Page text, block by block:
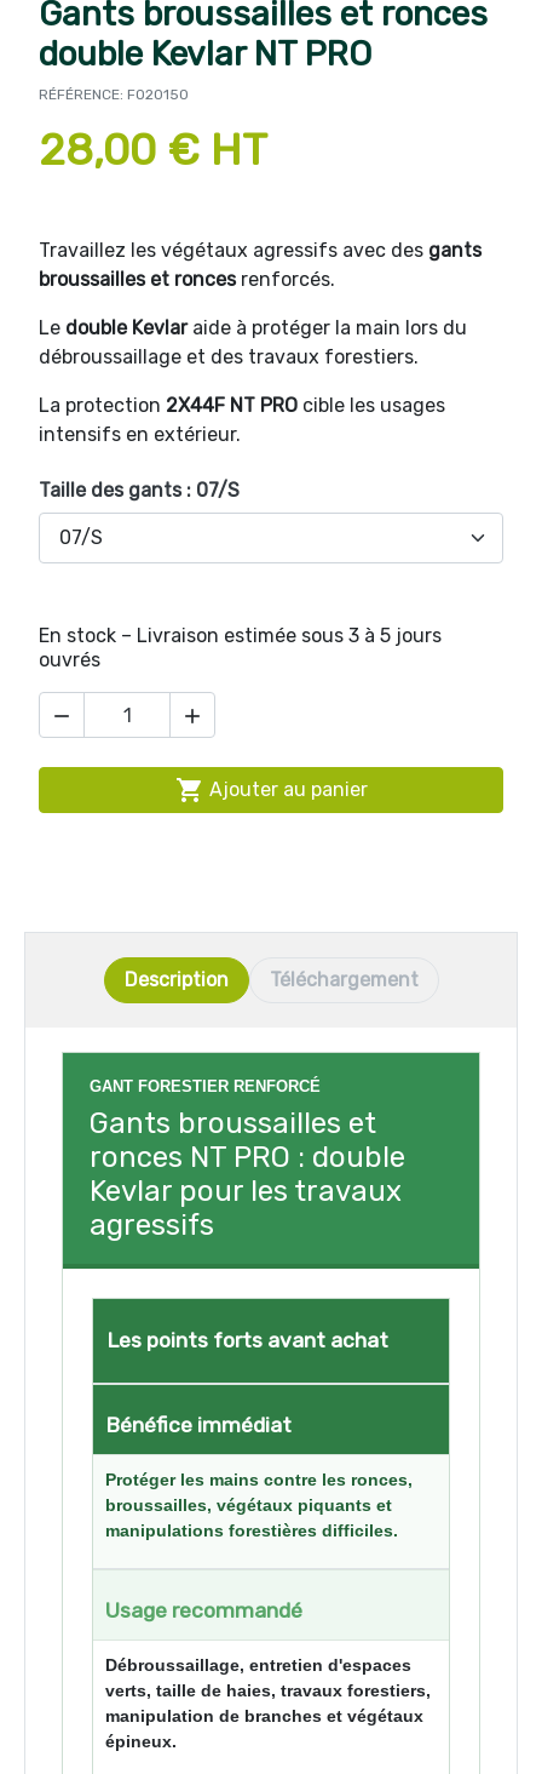
Gants broussailles et ronces
double Kevlar NT PRO
RÉFÉRENCE: FO20150
28,00 € HT
Travaillez les végétaux agressifs avec des gants
broussailles et roncesrenforcés.
Le double Kevlaraide à protéger la main lors du
débroussaillage et des travaux forestiers.
La protection 2X44F NT PRO cible les usages
intensifs en extérieur.
Taille des gants : 07/S
En stock – Livraison estimée sous 3 à 5 jours
ouvrés
 
 Ajouter au panier
Description Téléchargement
GANT FORESTIER RENFORCÉ
Gants broussailles et
ronces NT PRO : double
Kevlar pour les travaux
agressifs
Les points forts avant achat
Bénéfice immédiat
Protéger les mains contre les ronces,
broussailles, végétaux piquants et
manipulations forestières difficiles.
Usage recommandé
Débroussaillage, entretien d'espaces
verts, taille de haies, travaux forestiers,
manipulation de branches et végétaux
épineux.